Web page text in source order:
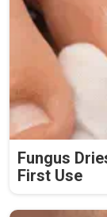
Fungus
First Use